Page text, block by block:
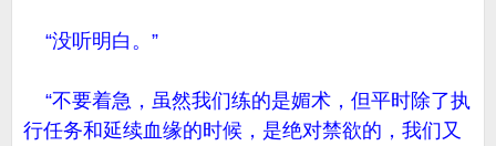
“没听明白。”
“不要着急，虽然我们练的是媚术，但平时除了执
行任务和延续血缘的时候，是绝对禁欲的，我们又